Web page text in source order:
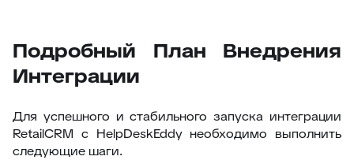
Подробный План Внедрения
Интеграции
Для успешного и стабильного запуска интеграции
RetailCRM с HelpDeskEddy необходимо выполнить
следующие шаги.